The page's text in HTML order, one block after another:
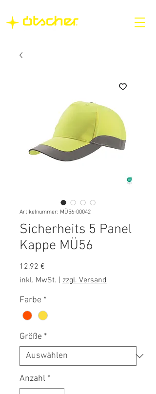
Artikelnummer: MÜ56-00042
Sicherheits 5 Panel
Kappe MÜ56
12,92 €
inkl. MwSt.
zzgl. Versand
Farbe *
Größe *
Anzahl *